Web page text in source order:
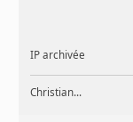
IP archivée
Christian...